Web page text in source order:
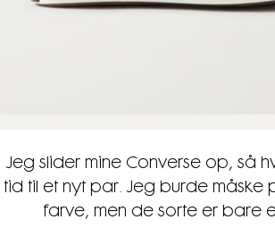
Jeg slider mine Converse op, så
tid til et nyt par. Jeg burde måske
farve, men de sorte er bare